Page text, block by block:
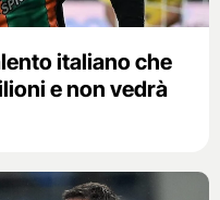
italiano che
e non vedrà